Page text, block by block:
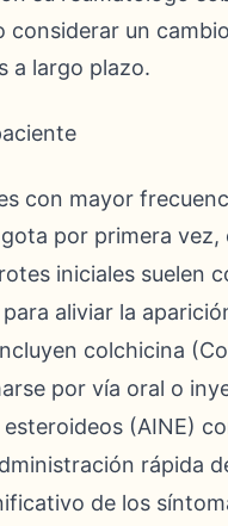
un
a largo plazo.
con mayor
por primera
iniciales suelen
aliviar la
colchicina
por vía oral o
(AINE)
rápida
de los